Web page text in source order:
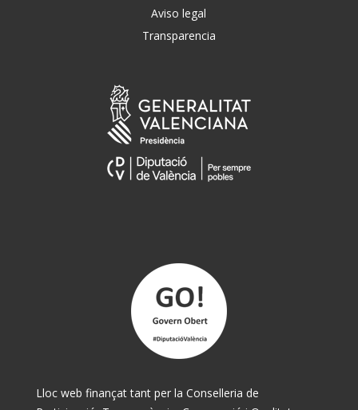
Aviso legal
Transparencia
Lloc web finançat tant per la Conselleria de